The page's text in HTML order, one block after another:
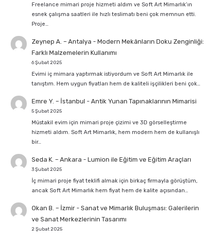
Freelance mimari proje hizmeti aldım ve Soft Art Mimarlık’ın
esnek çalışma saatleri ile hızlı teslimatı beni çok memnun etti.
Proje…
Zeynep A. – Antalya - Modern Mekânların Doku Zenginliği:
Farklı Malzemelerin Kullanımı
6 Şubat 2025
Evimi iç mimara yaptırmak istiyordum ve Soft Art Mimarlık ile
tanıştım. Hem uygun fiyatları hem de kaliteli işçilikleri beni çok…
Emre Y. – İstanbul - Antik Yunan Tapınaklarının Mimarisi
5 Şubat 2025
Müstakil evim için mimari proje çizimi ve 3D görselleştirme
hizmeti aldım. Soft Art Mimarlık, hem modern hem de kullanışlı
bir…
Seda K. – Ankara - Lumion ile Eğitim ve Eğitim Araçları
3 Şubat 2025
İç mimari proje fiyat teklifi almak için birkaç firmayla görüştüm,
ancak Soft Art Mimarlık hem fiyat hem de kalite açısından…
Okan B. – İzmir- Sanat ve Mimarlık Buluşması: Galerilerin
ve Sanat Merkezlerinin Tasarımı
2 Şubat 2025